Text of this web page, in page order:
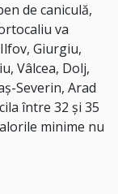
de caniculă,
va
Giurgiu,
Vâlcea, Dolj,
Severin, Arad
între 32 și 35
minime nu